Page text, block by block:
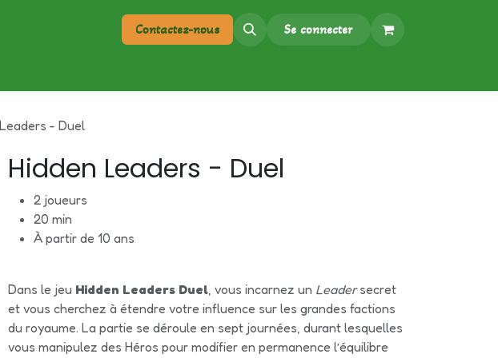
Contactez-nous​ Se connecter
- Duel
Hidden Leaders - Duel
2 joueurs
20 min
À partir de 10 ans
Dans le jeu Hidden Leaders Duel, vous incarnez un Leadersecret
et vous cherchez à étendre votre influence sur les grandes factions
du royaume. La partie se déroule en sept journées, durant lesquelles
vous manipulez des Héros pour modifier en permanence l’équilibre